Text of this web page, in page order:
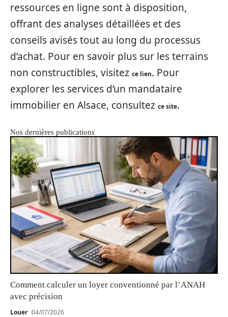
ressources en ligne sont à disposition,
offrant des analyses détaillées et des
conseils avisés tout au long du processus
d’achat. Pour en savoir plus sur les terrains
non constructibles, visitez ce lien. Pour
explorer les services d’un mandataire
immobilier en Alsace, consultez ce site.
Nos dernières publications
Comment calculer un loyer conventionné par l’ANAH
avec précision
Louer 04/07/2026